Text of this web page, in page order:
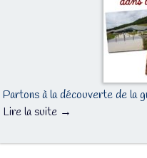
Partons à la découverte de la
Lire la suite →